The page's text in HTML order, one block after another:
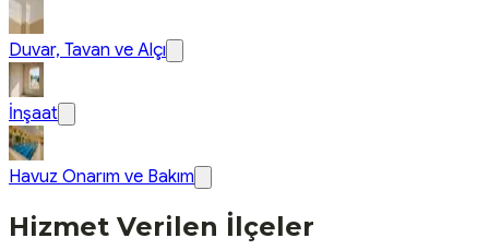
Duvar, Tavan ve Alçı
İnşaat
Havuz Onarım ve Bakım
Hizmet Verilen İlçeler